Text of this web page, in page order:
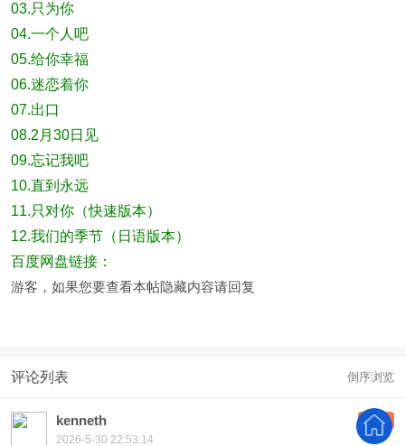
03.只为你
04.一个人吧
05.给你幸福
06.迷恋着你
07.出口
08.2月30日见
09.忘记我吧
10.直到永远
11.只对你（快速版本）
12.我们的季节（日语版本）
百度网盘链接：
游客，如果您要查看本帖隐藏内容请回复
评论列表 倒序浏览
沙发
kenneth
2026-5-30 22:53:14